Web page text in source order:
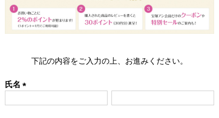
下記の内容をご入力の上、お進みください。
氏名